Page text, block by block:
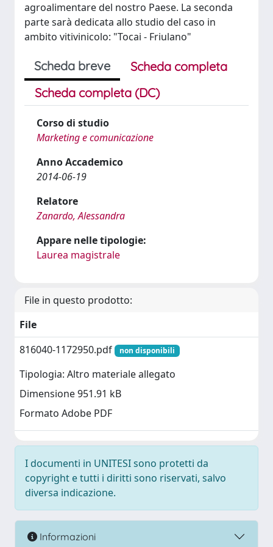
agroalimentare del nostro Paese. La seconda
parte sarà dedicata allo studio del caso in
ambito vitivinicolo: "Tocai - Friulano"
Scheda breve
Scheda completa
Scheda completa (DC)
Corso di studio
Marketing e comunicazione
Anno Accademico
2014-06-19
Relatore
Zanardo, Alessandra
Appare nelle tipologie:
Laurea magistrale
File in questo prodotto:
File
816040-1172950.pdf
non disponibili
Tipologia: Altro materiale allegato
Dimensione 951.91 kB
Formato Adobe PDF
I documenti in UNITESI sono protetti da
copyright e tutti i diritti sono riservati, salvo
diversa indicazione.
Informazioni